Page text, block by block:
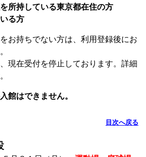
所持している東京都在住の方
る方
お持ちでない方は、利用登録後にお
現在受付を停止しております。詳細
館はできません。
目次へ戻る